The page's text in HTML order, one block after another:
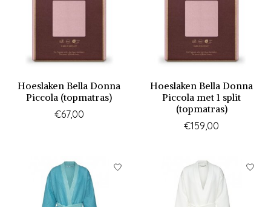
Hoeslaken Bella Donna
Piccola (topmatras)
€67,00
Hoeslaken Bella Donna
Piccola met 1 split
(topmatras)
€159,00